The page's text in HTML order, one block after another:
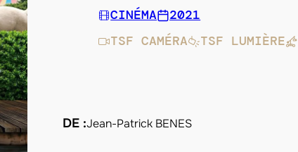
CINÉMA
2021
TSF CAMÉRA
TSF LUMIÈRE
DE :Jean-Patrick BENES